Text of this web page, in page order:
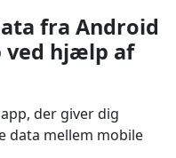
fra Android
ved hjælp af
der giver dig
data mellem mobile
Türk
தமிழ்
қазақ